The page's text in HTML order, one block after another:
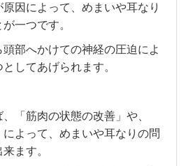
因によって、めまいや耳なり
一つです。
部へかけての神経の圧迫によ
してあげられます。
「筋肉の状態の改善」や、
によって、めまいや耳なりの問
ます。